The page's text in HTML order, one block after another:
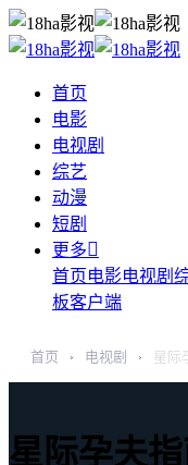
首页
电影
电视剧
综艺
动漫
短剧
更多
首页电影电视剧
板客户端
首页 › 电视剧 › 星际
星际孕夫